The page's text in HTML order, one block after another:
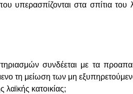
υπερασπίζονται στα σπίτια του
συνδέεται με τα
τη μείωση των μη
κατοικίας;